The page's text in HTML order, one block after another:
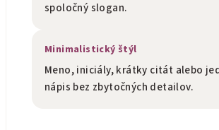
spoločný slogan.
Minimalistický štýl
Meno, iniciály, krátky citát alebo
nápis bez zbytočných detailov.